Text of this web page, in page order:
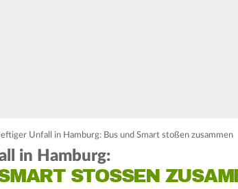
Unfall in Hamburg: Bus und Smart stoßen zusammen
in Hamburg:
STOSSEN